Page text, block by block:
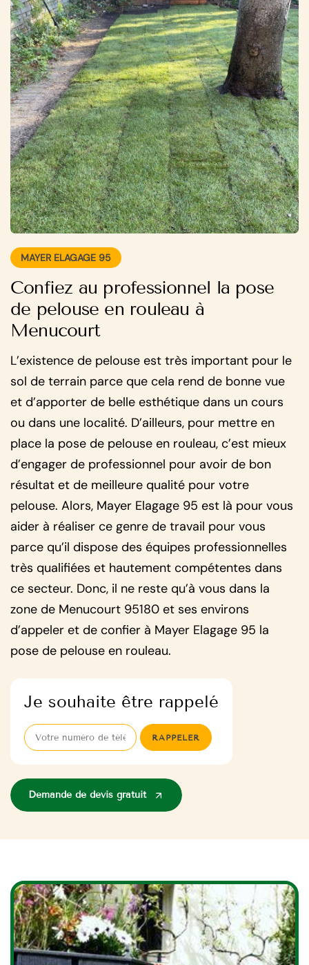
MAYER ELAGAGE 95
Confiez au professionnel la pose
de pelouse en rouleau à
Menucourt
L’existence de pelouse est très important pour le
sol de terrain parce que cela rend de bonne vue
et d’apporter de belle esthétique dans un cours
ou dans une localité. D’ailleurs, pour mettre en
place la pose de pelouse en rouleau, c’est mieux
d’engager de professionnel pour avoir de bon
résultat et de meilleure qualité pour votre
pelouse. Alors, Mayer Elagage 95 est là pour vous
aider à réaliser ce genre de travail pour vous
parce qu’il dispose des équipes professionnelles
très qualifiées et hautement compétentes dans
ce secteur. Donc, il ne reste qu’à vous dans la
zone de Menucourt 95180 et ses environs
d’appeler et de confier à Mayer Elagage 95 la
pose de pelouse en rouleau.
Je souhaite être rappelé
Demande de devis gratuit